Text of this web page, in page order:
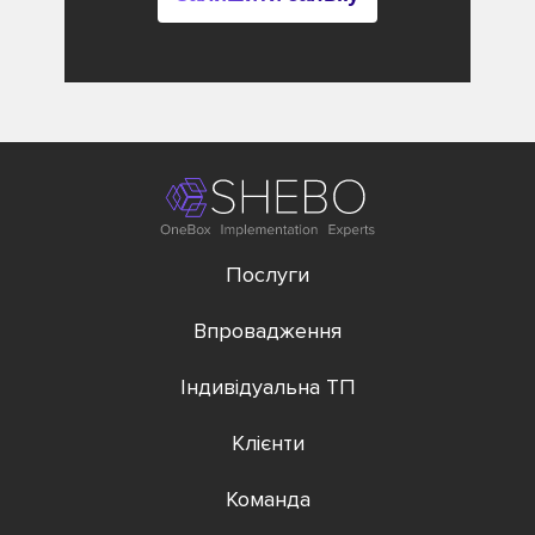
Послуги
Впровадження
Індивідуальна ТП
Клієнти
Команда